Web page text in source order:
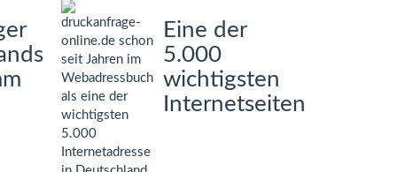
Eine der
5.000
wichtigsten
Internetseiten